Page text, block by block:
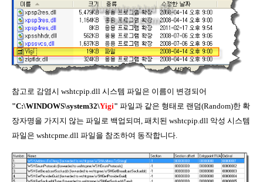
참고로 감염시 wshtcpip.dll 시스템 파일은 이름이 변경되어
"C:\WINDOWS\system32\Yigi" 파일과 같은 형태로 랜덤(Random)한 확
장자명을 가지지 않는 파일로 백업되며, 패치된 wshtcpip.dll 악성 시스템
파일은 wshtcpme.dll 파일을 참조하여 동작합니다.